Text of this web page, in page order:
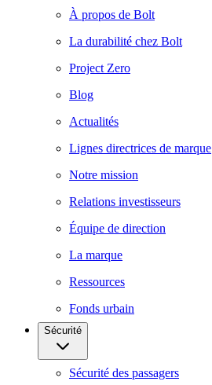
À propos de Bolt
La durabilité chez Bolt
Project Zero
Blog
Actualités
Lignes directrices de marque
Notre mission
Relations investisseurs
Équipe de direction
La marque
Ressources
Fonds urbain
Sécurité
Sécurité des passagers